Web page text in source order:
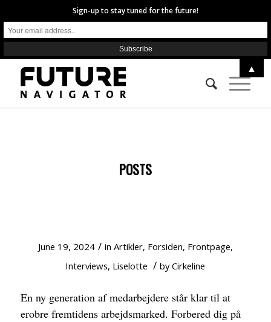
POSTS
June 19, 2024 / in Artikler, Forsiden, Frontpage,
Interviews, Liselotte / byCirkeline
En ny generation af medarbejdere står klar til at
erobre fremtidens arbejdsmarked. Forbered dig på
Sign-up to stay tuned for the future!
▲